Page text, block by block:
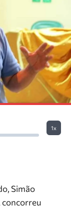
1x
Simão
concorreu